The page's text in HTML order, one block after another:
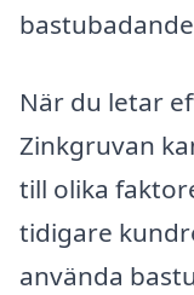
När du letar
Zinkgruvan
till olika
tidigare
använda